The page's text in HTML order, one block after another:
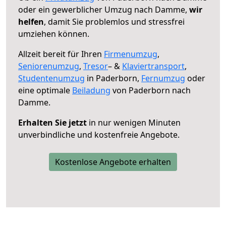
oder ein gewerblicher Umzug nach Damme, wir
helfen, damit Sie problemlos und stressfrei
umziehen können.
Allzeit bereit für Ihren Firmenumzug,
Seniorenumzug, Tresor– & Klaviertransport,
Studentenumzug in Paderborn, Fernumzug oder
eine optimale Beiladung von Paderborn nach
Damme.
Erhalten Sie jetzt in nur wenigen Minuten
unverbindliche und kostenfreie Angebote.
Kostenlose Angebote erhalten